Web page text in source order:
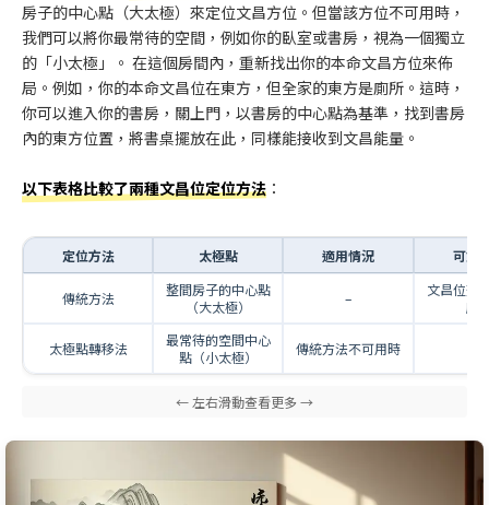
房子的中心點（大太極）來定位文昌方位。但當該方位不可用時，
我們可以將你最常待的空間，例如你的臥室或書房，視為一個獨立
的「小太極」。 在這個房間內，重新找出你的本命文昌方位來佈
局。例如，你的本命文昌位在東方，但全家的東方是廁所。這時，
你可以進入你的書房，關上門，以書房的中心點為基準，找到書房
內的東方位置，將書桌擺放在此，同樣能接收到文昌能量。
以下表格比較了兩種文昌位定位方法 ：
定位方法 太極點 適用情況 可能
傳統方法
整間房子的中心點
（大太極）
–
文昌位落
廚
太極點轉移法
最常待的空間中心
點（小太極）
傳統方法不可用時